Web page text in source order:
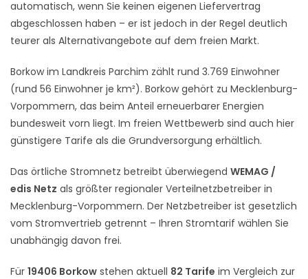
automatisch, wenn Sie keinen eigenen Liefervertrag
abgeschlossen haben – er ist jedoch in der Regel deutlich
teurer als Alternativangebote auf dem freien Markt.
Borkow im Landkreis Parchim zählt rund 3.769 Einwohner
(rund 56 Einwohner je km²). Borkow gehört zu Mecklenburg-
Vorpommern, das beim Anteil erneuerbarer Energien
bundesweit vorn liegt. Im freien Wettbewerb sind auch hier
günstigere Tarife als die Grundversorgung erhältlich.
Das örtliche Stromnetz betreibt überwiegend WEMAG /
edis Netz als größter regionaler Verteilnetzbetreiber in
Mecklenburg-Vorpommern. Der Netzbetreiber ist gesetzlich
vom Stromvertrieb getrennt – Ihren Stromtarif wählen Sie
unabhängig davon frei.
Für 19406 Borkow stehen aktuell 82 Tarife im Vergleich zur